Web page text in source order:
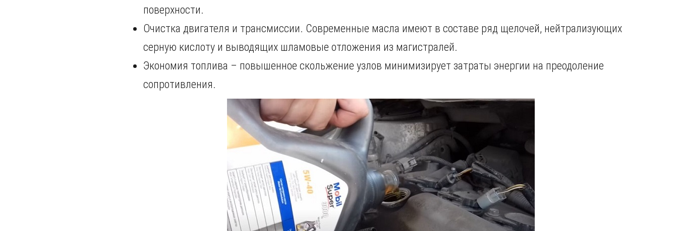
поверхности.
Очистка двигателя и трансмиссии. Современные масла имеют в составе ряд щелочей, нейтрализующих
серную кислоту и выводящих шламовые отложения из магистралей.
Экономия топлива – повышенное скольжение узлов минимизирует затраты энергии на преодоление
сопротивления.